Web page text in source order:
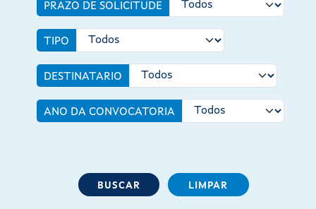
PRAZO DE SOLICITUDE
TIPO
DESTINATARIO
ANO DA CONVOCATORIA